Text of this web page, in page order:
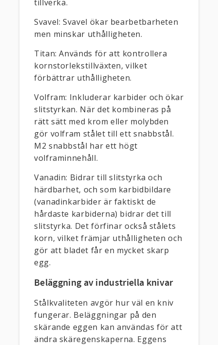
tillverka.
Svavel: Svavel ökar bearbetbarheten
men minskar uthålligheten.
Titan: Används för att kontrollera
kornstorlekstillväxten, vilket
förbättrar uthålligheten.
Volfram: Inkluderar karbider och ökar
slitstyrkan. När det kombineras på
rätt sätt med krom eller molybden
gör volfram stålet till ett snabbstål.
M2 snabbstål har ett högt
volframinnehåll.
Vanadin: Bidrar till slitstyrka och
härdbarhet, och som karbidbildare
(vanadinkarbider är faktiskt de
hårdaste karbiderna) bidrar det till
slitstyrka. Det förfinar också stålets
korn, vilket främjar uthålligheten och
gör att bladet får en mycket skarp
egg.
Beläggning av industriella knivar
Stålkvaliteten avgör hur väl en kniv
fungerar. Beläggningar på den
skärande eggen kan användas för att
ändra skäregenskaperna. Eggens